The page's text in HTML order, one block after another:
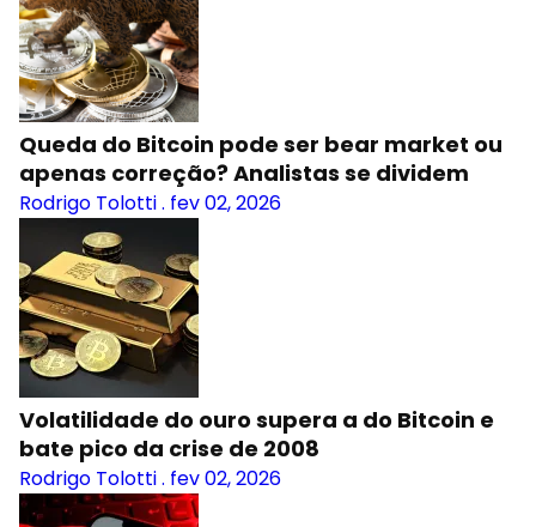
Queda do Bitcoin pode ser bear market ou
apenas correção? Analistas se dividem
Rodrigo Tolotti. fev 02, 2026
Volatilidade do ouro supera a do Bitcoin e
bate pico da crise de 2008
Rodrigo Tolotti. fev 02, 2026